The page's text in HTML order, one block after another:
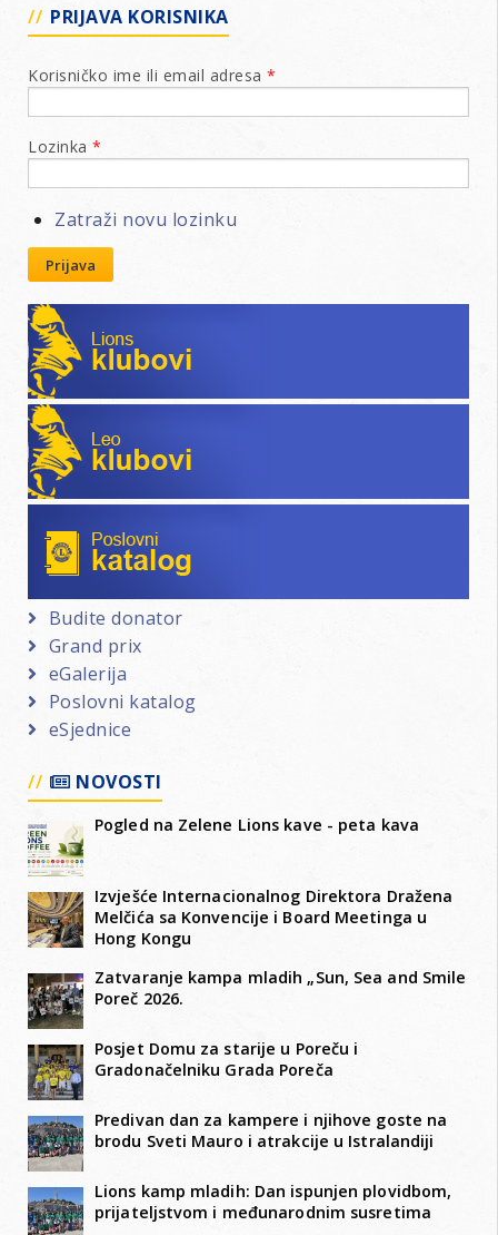
PRIJAVA KORISNIKA
Korisničko ime ili email adresa *
Lozinka *
Zatraži novu lozinku
Prijava
Lions klubovi
Leo klubovi
Budite donator
Grand prix
eGalerija
Poslovni katalog
eSjednice
NOVOSTI
Pogled na Zelene Lions kave - peta kava
Izvješće Internacionalnog Direktora Dražena
Melčića sa Konvencije i Board Meetinga u
Hong Kongu
Zatvaranje kampa mladih „Sun, Sea and Smile
Poreč 2026.
Posjet Domu za starije u Poreču i
Gradonačelniku Grada Poreča
Predivan dan za kampere i njihove goste na
brodu Sveti Mauro i atrakcije u Istralandiji
Lions kamp mladih: Dan ispunjen plovidbom,
prijateljstvom i međunarodnim susretima